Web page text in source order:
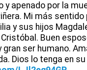
y apenado por la
Mi más sentido
y sus hijos
Buen
ser humano.
Dios lo tenga en